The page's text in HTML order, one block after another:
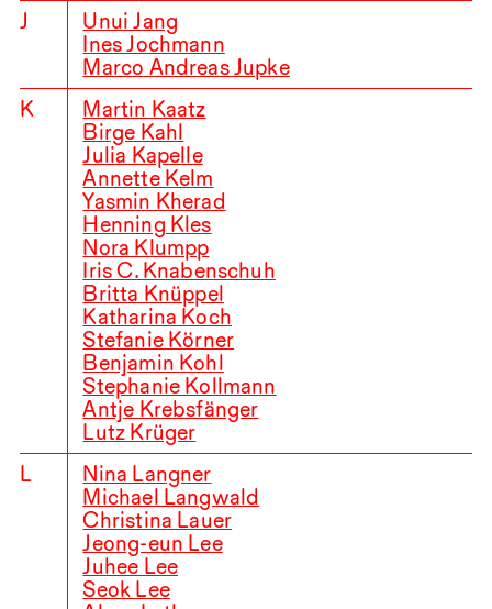
J
Unui Jang
Ines Jochmann
Marco Andreas Jupke
K
Martin Kaatz
Birge Kahl
Julia Kapelle
Annette Kelm
Yasmin Kherad
Henning Kles
Nora Klumpp
Iris C. Knabenschuh
Britta Knüppel
Katharina Koch
Stefanie Körner
Benjamin Kohl
Stephanie Kollmann
Antje Krebsfänger
Lutz Krüger
L
Nina Langner
Michael Langwald
Christina Lauer
Jeong-eun Lee
Juhee Lee
Seok Lee